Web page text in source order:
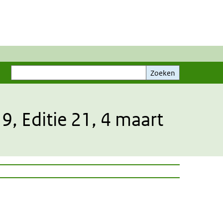
Zoeken
Editie 21, 4 maart